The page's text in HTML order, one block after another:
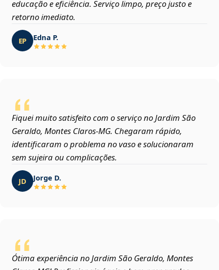
educação e eficiência. Serviço limpo, preço justo e
retorno imediato.
EP Edna P.
Fiquei muito satisfeito com o serviço no Jardim São
Geraldo, Montes Claros‑MG. Chegaram rápido,
identificaram o problema no vaso e solucionaram
sem sujeira ou complicações.
JD Jorge D.
Ótima experiência no Jardim São Geraldo, Montes